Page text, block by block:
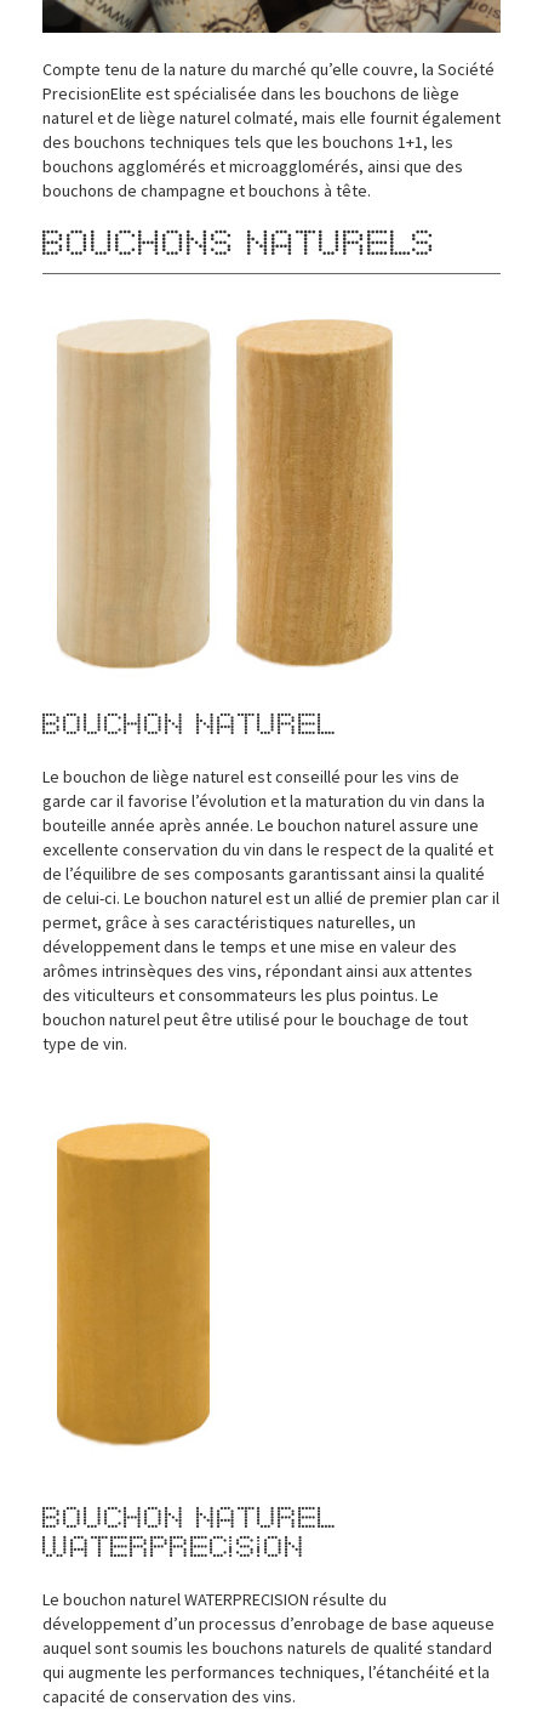
Compte tenu de la nature du marché qu’elle couvre, la Société
PrecisionElite est spécialisée dans les bouchons de liège
naturel et de liège naturel colmaté, mais elle fournit également
des bouchons techniques tels que les bouchons 1+1, les
bouchons agglomérés et microagglomérés, ainsi que des
bouchons de champagne et bouchons à tête.
BOUCHONS NATURELS
Bouchon naturel
Le bouchon de liège naturel est conseillé pour les vins de
garde car il favorise l’évolution et la maturation du vin dans la
bouteille année après année. Le bouchon naturel assure une
excellente conservation du vin dans le respect de la qualité et
de l’équilibre de ses composants garantissant ainsi la qualité
de celui-ci. Le bouchon naturel est un allié de premier plan car il
permet, grâce à ses caractéristiques naturelles, un
développement dans le temps et une mise en valeur des
arômes intrinsèques des vins, répondant ainsi aux attentes
des viticulteurs et consommateurs les plus pointus. Le
bouchon naturel peut être utilisé pour le bouchage de tout
type de vin.
Bouchon Naturel
WaterPrecision
Le bouchon naturel WATERPRECISION résulte du
développement d’un processus d’enrobage de base aqueuse
auquel sont soumis les bouchons naturels de qualité standard
qui augmente les performances techniques, l’étanchéité et la
capacité de conservation des vins.